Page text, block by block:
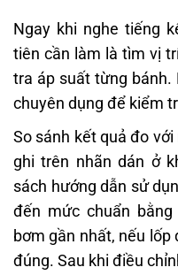
Ngay khi nghe tiếng
tiên cần làm là tìm vị
tra áp suất từng bánh.
chuyên dụng để kiểm
So sánh kết quả đo
ghi trên nhãn dán ở
sách hướng dẫn sử
đến mức chuẩn
bơm gần nhất, nếu
đúng. Sau khi điều